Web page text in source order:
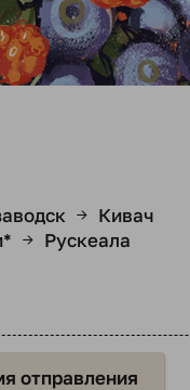
→ Кивач
→ Рускеала
отправления